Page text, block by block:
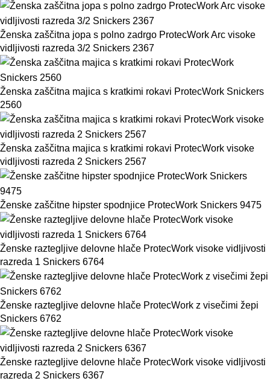
Ženska zaščitna jopa s polno zadrgo ProtecWork Arc visoke
vidljivosti razreda 3/2 Snickers 2367
Ženska zaščitna majica s kratkimi rokavi ProtecWork Snickers
2560
Ženska zaščitna majica s kratkimi rokavi ProtecWork visoke
vidljivosti razreda 2 Snickers 2567
Ženske zaščitne hipster spodnjice ProtecWork Snickers 9475
Ženske raztegljive delovne hlače ProtecWork visoke vidljivosti
razreda 1 Snickers 6764
Ženske raztegljive delovne hlače ProtecWork z visečimi žepi
Snickers 6762
Ženske raztegljive delovne hlače ProtecWork visoke vidljivosti
razreda 2 Snickers 6367